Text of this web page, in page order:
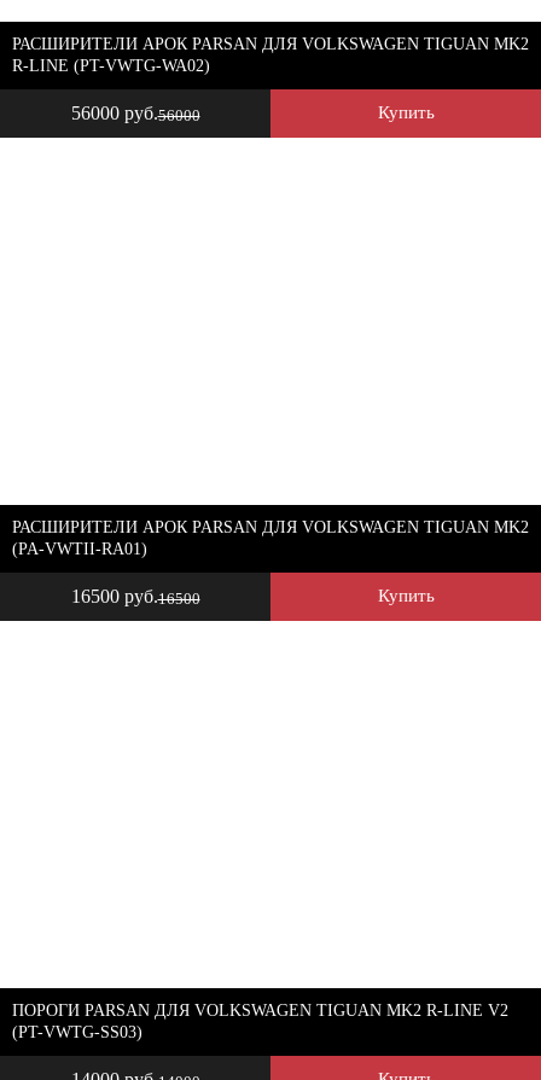
56000 руб.56000 Купить
РАСШИРИТЕЛИ АРОК PARSAN ДЛЯ VOLKSWAGEN TIGUAN MK2
R-LINE (PT-VWTG-WA02)
16500 руб.16500 Купить
РАСШИРИТЕЛИ АРОК PARSAN ДЛЯ VOLKSWAGEN TIGUAN MK2
(PA-VWTII-RA01)
ПОРОГИ PARSAN ДЛЯ VOLKSWAGEN TIGUAN MK2 R-LINE V2
(PT-VWTG-SS03)